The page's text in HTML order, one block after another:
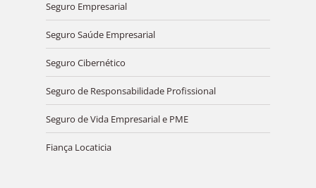
Seguro Empresarial
Seguro Saúde Empresarial
Seguro Cibernético
Seguro de Responsabilidade Profissional
Seguro de Vida Empresarial e PME
Fiança Locaticia